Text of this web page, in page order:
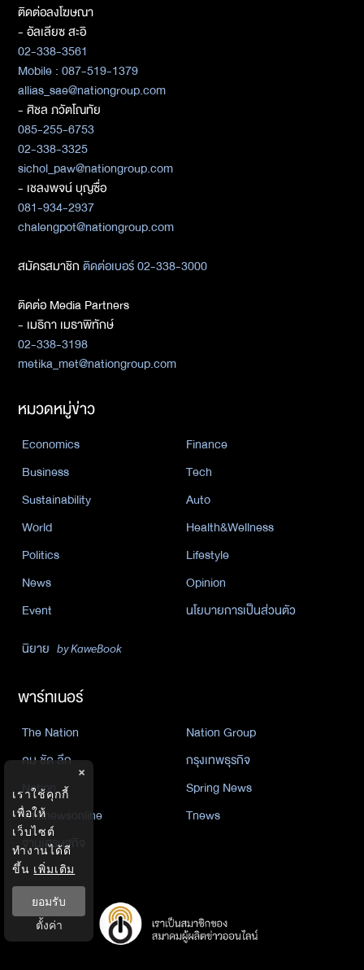
ติดต่อลงโฆษณา
- อัลเลียซ สะอิ
02-338-3561
Mobile : 087-519-1379
allias_sae@nationgroup.com
- ศิชล ภวัตโณทัย
085-255-6753
02-338-3325
sichol_paw@nationgroup.com
- เชลงพจน์ บุญซื่อ
081-934-2937
chalengpot@nationgroup.com
สมัครสมาชิกติดต่อเบอร์ 02-338-3000
ติดต่อ Media Partners
- เมธิกา เมธาพิทักษ์
02-338-3198
metika_met@nationgroup.com
หมวดหมู่ข่าว
Economics
Finance
Business
Tech
Sustainability
Auto
World
Health&Wellness
Politics
Lifestyle
News
Opinion
Event
นโยบายการเป็นส่วนตัว
นิยาย by KaweBook
พาร์ทเนอร์
The Nation
Nation Group
คม ชัด ลึก
กรุงเทพธุรกิจ
Nation
Spring News
Thainewsonline
Tnews
ฐานเศรษฐกิจ
×
เราใช้คุกกี้
เพื่อให้
เว็บไซต์
ทำงานได้ดี
ขึ้น เพิ่มเติม
ยอมรับ
ตั้งค่า